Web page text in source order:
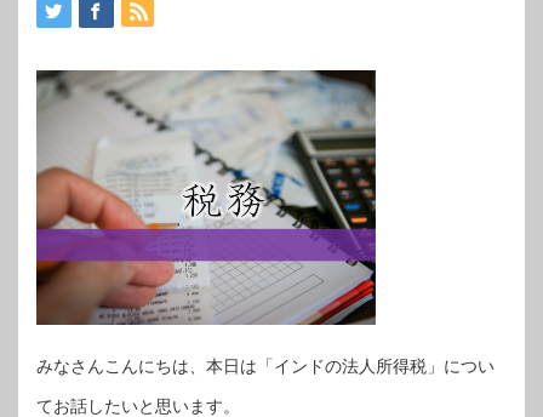
みなさんこんにちは、本日は「インドの法人所得税」につい
てお話したいと思います。